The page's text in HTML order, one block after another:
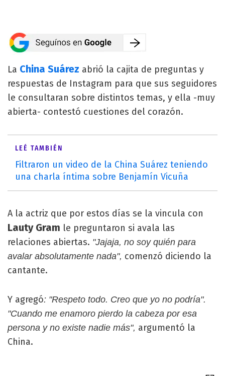
La China Suárez abrió la cajita de preguntas y
respuestas de Instagram para que sus seguidores
le consultaran sobre distintos temas, y ella -muy
abierta- contestó cuestiones del corazón.
LEÉ TAMBIÉN
Filtraron un video de la China Suárez teniendo
una charla íntima sobre Benjamín Vicuña
A la actriz que por estos días se la vincula con
Lauty Gram le preguntaron si avala las
relaciones abiertas. "Jajaja, no soy quién para
avalar absolutamente nada", comenzó diciendo la
cantante.
Y agregó: "Respeto todo. Creo que yo no podría".
"Cuando me enamoro pierdo la cabeza por esa
persona y no existe nadie más", argumentó la
China.